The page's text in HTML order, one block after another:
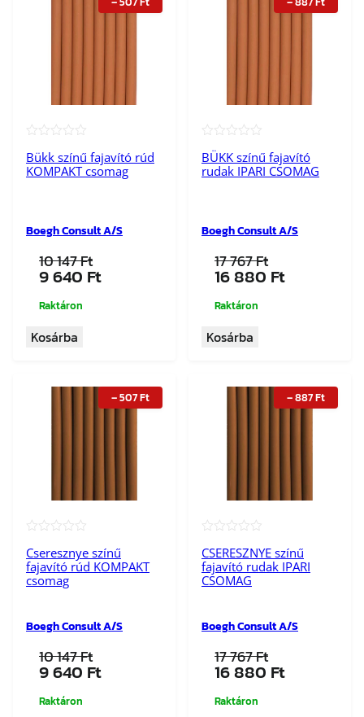
Bükk színű fajavító rúd
KOMPAKT csomag
Boegh Consult A/S
10 147Ft
Original
was:
147 Ft.
9 640 FtCurrent
Raktáron
Kosárba
BÜKK színű fajavító
rudak IPARI CSOMAG
Boegh Consult A/S
17 767Ft
Original
was:
767 Ft.
16 880 FtCurrent
Raktáron
Kosárba
–507Ft
Cseresznye színű
fajavító rúd KOMPAKT
csomag
Boegh Consult A/S
10 147Ft
Original
was:
9 640 FtCurrent
Raktáron
–887Ft
CSERESZNYE színű
fajavító rudak IPARI
CSOMAG
Boegh Consult A/S
17 767Ft
Original
was:
16 880 FtCurrent
Raktáron